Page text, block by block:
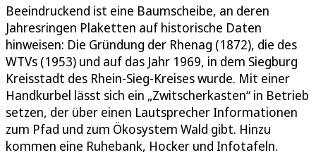
Beeindruckend ist eine Baumscheibe, an deren
Jahresringen Plaketten auf historische Daten
hinweisen: Die Gründung der Rhenag (1872), die des
WTVs (1953) und auf das Jahr 1969, in dem Siegburg
Kreisstadt des Rhein-Sieg-Kreises wurde. Mit einer
Handkurbel lässt sich ein „Zwitscherkasten“ in Betrieb
setzen, der über einen Lautsprecher Informationen
zum Pfad und zum Ökosystem Wald gibt. Hinzu
kommen eine Ruhebank, Hocker und Infotafeln.